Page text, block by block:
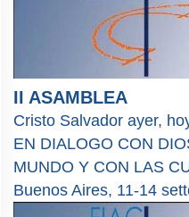
II ASAMBLEA
Cristo Salvador ayer,
EN DIALOGO CON
MUNDO Y CON LAS
Buenos Aires, 11-14